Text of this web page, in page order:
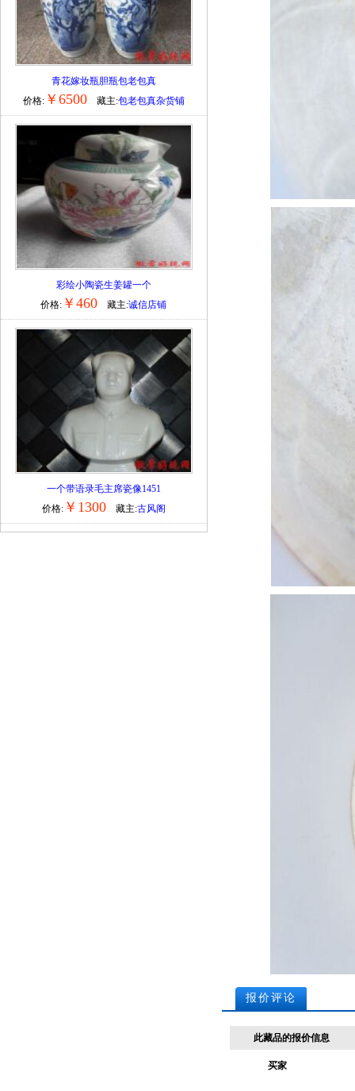
青花嫁妆瓶胆瓶包老包真
价格: ￥6500 藏主:包老包真杂货铺
彩绘小陶瓷生姜罐一个
价格: ￥460 藏主:诚信店铺
一个带语录毛主席瓷像1451
价格: ￥1300 藏主:古风阁
报价评论
此藏品的报价信息
买家